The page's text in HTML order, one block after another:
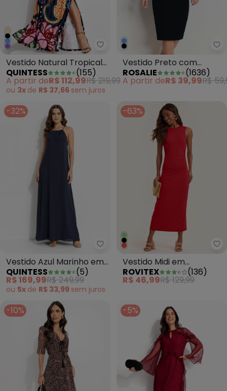
Quintess - Vestido Natural
Vestido Natural Tropical
em Malha Fria
QUINTESS (155)
A partir deR$ 112,99R$ 219,99
ou 3x de R$ 37,66 sem juros
Vestido Preto com
Babados
ROSALIE (1636)
A partir deR$ 39,99R$
-32%
Quintess - Vestido Azul
Vestido Azul Marinho em
Chiffon
QUINTESS (5)
R$ 169,99R$ 249,99
ou 5x de R$ 33,99 sem juros
-63%
Vestido Midi em
Molecotton de Viscose
Vermelho
ROVITEX (136)
R$ 46,99R$ 129,99
-10% -5%